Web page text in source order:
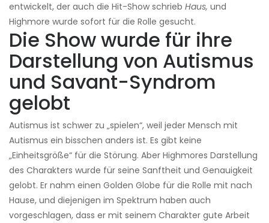
entwickelt, der auch die Hit-Show schrieb Haus, und
Highmore wurde sofort für die Rolle gesucht.
Die Show wurde für ihre
Darstellung von Autismus
und Savant-Syndrom
gelobt
Autismus ist schwer zu „spielen“, weil jeder Mensch mit
Autismus ein bisschen anders ist. Es gibt keine
„Einheitsgröße“ für die Störung. Aber Highmores Darstellung
des Charakters wurde für seine Sanftheit und Genauigkeit
gelobt. Er nahm einen Golden Globe für die Rolle mit nach
Hause, und diejenigen im Spektrum haben auch
vorgeschlagen, dass er mit seinem Charakter gute Arbeit